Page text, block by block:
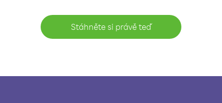
Stáhněte si právě teď